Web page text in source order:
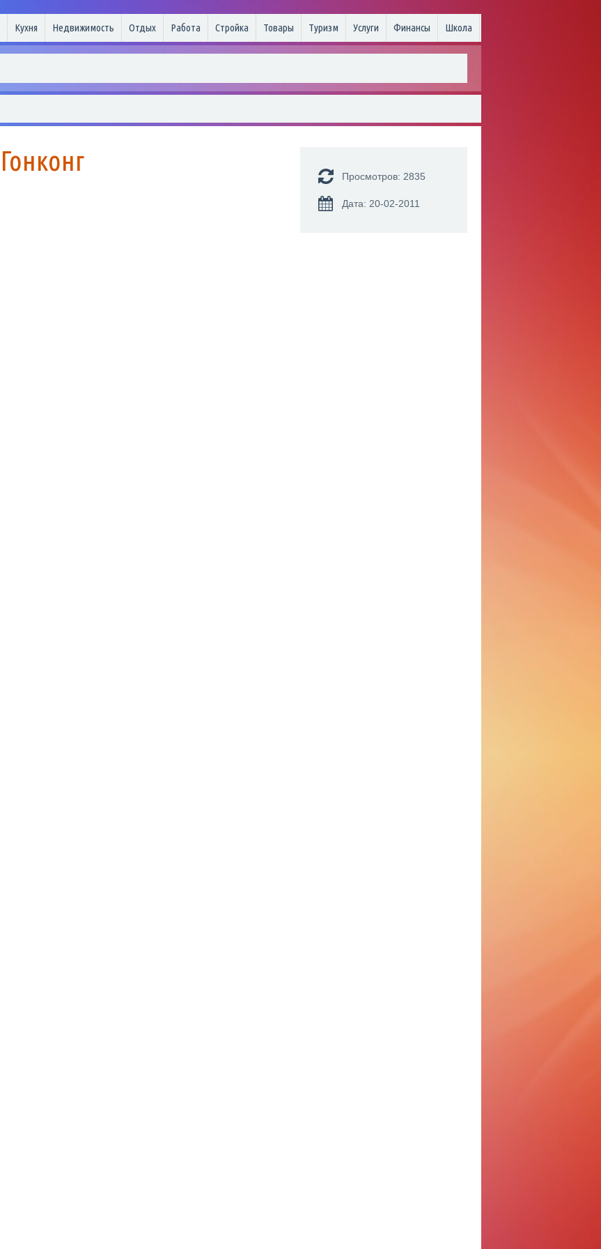
Кухня Недвижимость Отдых Работа Стройка Товары Туризм Услуги Финансы Школа
Гонконг Просмотров: 2835
Дата: 20-02-2011